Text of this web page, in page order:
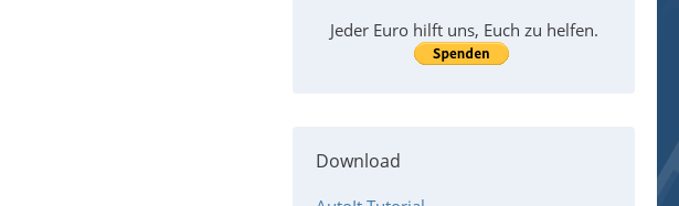
Jeder Euro hilft uns, Euch zu helfen.
Download